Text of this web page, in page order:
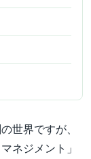
世界ですが、
ネジメント」